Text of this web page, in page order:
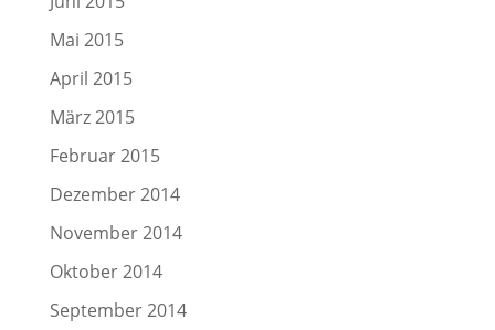
Mai 2015
April 2015
März 2015
Februar 2015
Dezember 2014
November 2014
Oktober 2014
September 2014